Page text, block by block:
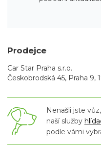
Prodejce
Car Star Praha s.r.o.
Českobrodská 45, Praha 9,
Nenašli jste
naší služby
podle vámi